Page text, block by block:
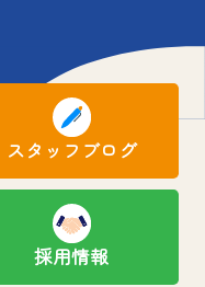
スタッフブログ
採用情報